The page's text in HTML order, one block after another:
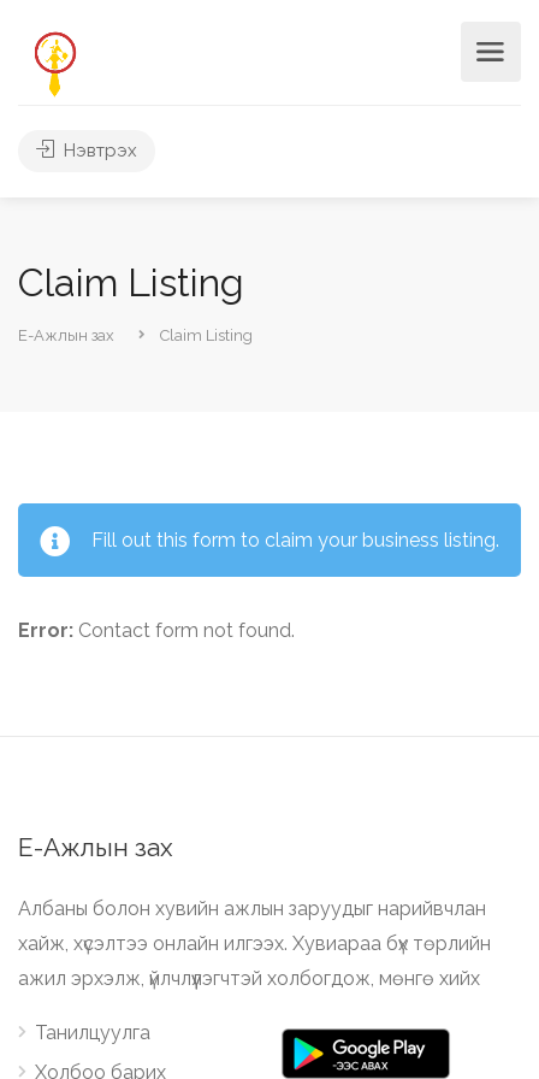
Нэвтрэх
Claim Listing
Е-Ажлын зах Claim Listing
Fill out this form to claim your business listing.
Error: Contact form not found.
Е-Ажлын зах
Албаны болон хувийн ажлын заруудыг нарийвчлан
хайж, хүсэлтээ онлайн илгээх. Хувиараа бүх төрлийн
ажил эрхэлж, үйлчлүүлэгчтэй холбогдож, мөнгө хийх
Танилцуулга
Холбоо барих